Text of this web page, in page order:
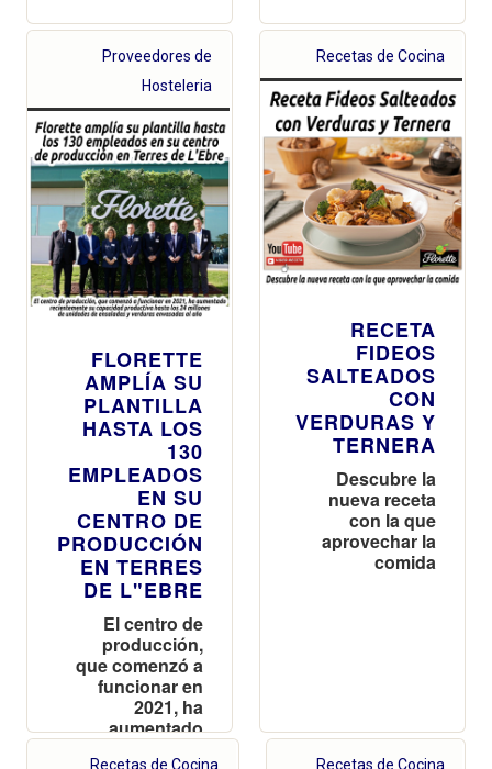
Proveedores de
Hosteleria
FLORETTE
AMPLÍA SU
PLANTILLA
HASTA LOS
130
EMPLEADOS
EN SU
CENTRO DE
PRODUCCIÓN
EN TERRES
DE L"EBRE
El centro de
producción,
que comenzó a
funcionar en
2021, ha
aumentado
Recetas de Cocina
RECETA
FIDEOS
SALTEADOS
CON
VERDURAS Y
TERNERA
Descubre la
nueva receta
con la que
aprovechar la
comida
Recetas de Cocina Recetas de Cocina